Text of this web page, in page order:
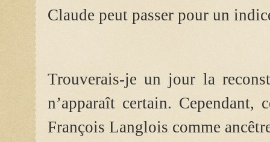
Claude peut passer pour un
Trouverais-je un jour la
n’apparaît certain. Cependant,
François Langlois comme